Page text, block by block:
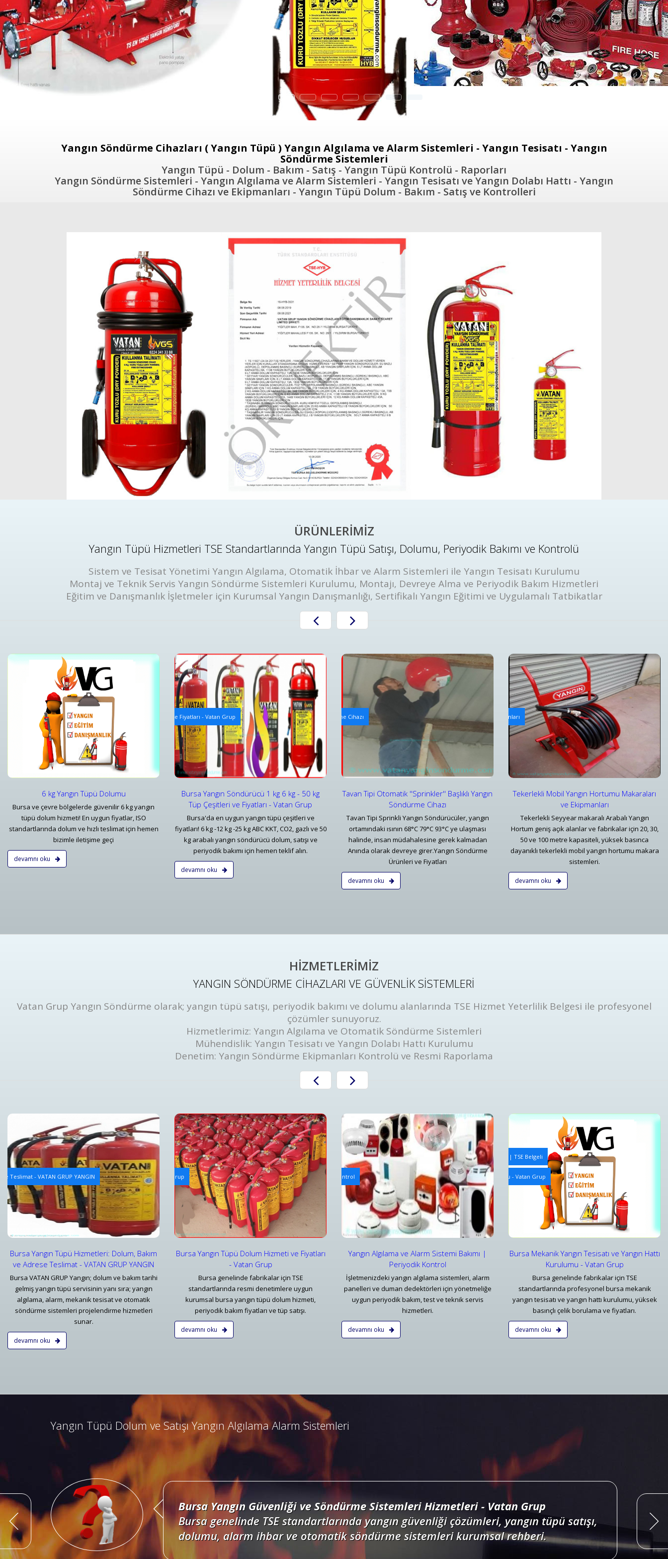
Yangın Söndürme Cihazları ( Yangın Tüpü ) Yangın Algılama ve Alarm Sistemleri - Yangın Tesisatı - Yangın
Söndürme Sistemleri
Yangın Tüpü - Dolum - Bakım - Satış - Yangın Tüpü Kontrolü - Raporları
Yangın Söndürme Sistemleri - Yangın Algılama ve Alarm Sistemleri - Yangın Tesisatı ve Yangın Dolabı Hattı - Yangın
Söndürme Cihazı ve Ekipmanları - Yangın Tüpü Dolum - Bakım - Satış ve Kontrolleri
ÜRÜNLERİMİZ
Yangın Tüpü Hizmetleri TSE Standartlarında Yangın Tüpü Satışı, Dolumu, Periyodik Bakımı ve Kontrolü
Sistem ve Tesisat Yönetimi Yangın Algılama, Otomatik İhbar ve Alarm Sistemleri ile Yangın Tesisatı Kurulumu
Montaj ve Teknik Servis Yangın Söndürme Sistemleri Kurulumu, Montajı, Devreye Alma ve Periyodik Bakım Hizmetleri
Eğitim ve Danışmanlık İşletmeler için Kurumsal Yangın Danışmanlığı, Sertifikalı Yangın Eğitimi ve Uygulamalı Tatbikatlar
6 kg Yangın Tüpü Dolumu
Bursa ve çevre bölgelerde güvenilir 6 kg yangın
tüpü dolum hizmeti! En uygun fiyatlar, ISO
standartlarında dolum ve hızlı teslimat için hemen
bizimle iletişime geçi
devamnı oku
Yangın Tüpü Satışı ve Ekipman Tedariki
Bursa Yangın Söndürücü 1 kg 6 kg - 50 kg Tüp Çeşitleri ve Fiyatları - Vatan Grup
Detaylar
Bursa Yangın Söndürücü 1 kg 6 kg - 50 kg
Tüp Çeşitleri ve Fiyatları - Vatan Grup
Bursa'da en uygun yangın tüpü çeşitleri ve
fiyatları! 6 kg -12 kg -25 kg ABC KKT, CO2, gazlı ve 50
kg arabalı yangın söndürücü dolum, satışı ve
periyodik bakımı için hemen teklif alın.
devamnı oku
Tavan Tipi Otomatik Söndürücüler
Tavan Tipi Otomatik ''Sprinkler'' Başlıklı Yangın Söndürme Cihazı
Detaylar
Tavan Tipi Otomatik ''Sprinkler'' Başlıklı Yangın
Söndürme Cihazı
Tavan Tipi Sprinkli Yangın Söndürücüler, yangın
ortamındaki ısının 68°C 79°C 93°C ye ulaşması
halinde, insan müdahalesine gerek kalmadan
Anında olarak devreye girer.Yangın Söndürme
Ürünleri ve Fiyatları
devamnı oku
Arabalı Yangın Hortum Makaraları
Tekerlekli Mobil Yangın Hortumu Makaraları ve Ekipmanları
Detaylar
Tekerlekli Mobil Yangın Hortumu Makaraları
ve Ekipmanları
Tekerlekli Seyyear makaralı Arabalı Yangın
Hortum geniş açık alanlar ve fabrikalar için 20, 30,
50 ve 100 metre kapasiteli, yüksek basınca
dayanıklı tekerlekli mobil yangın hortumu makara
sistemleri.
devamnı oku
Tüp Bölmeli Sıva Üstü Yangın Dolabı
Bursa Tüp Bölmeli Sıva Üstü Yangın Dolabı Fiyatları
Detaylar
HİZMETLERİMİZ
YANGIN SÖNDÜRME CİHAZLARI VE GÜVENLİK SİSTEMLERİ
Vatan Grup Yangın Söndürme olarak; yangın tüpü satışı, periyodik bakımı ve dolumu alanlarında TSE Hizmet Yeterlilik Belgesi ile profesyonel
çözümler sunuyoruz.
Hizmetlerimiz: Yangın Algılama ve Otomatik Söndürme Sistemleri
Mühendislik: Yangın Tesisatı ve Yangın Dolabı Hattı Kurulumu
Denetim: Yangın Söndürme Ekipmanları Kontrolü ve Resmi Raporlama
Teslimat - VATAN GRUP YANGIN
Bursa Yangın Tüpü Hizmetleri: Dolum, Bakım
ve Adrese Teslimat - VATAN GRUP YANGIN
Bursa VATAN GRUP Yangın; dolum ve bakım tarihi
gelmiş yangın tüpü servisinin yanı sıra; yangın
algılama, alarm, mekanik tesisat ve otomatik
söndürme sistemleri projelendirme hizmetleri
sunar.
devamnı oku
Yangın Tüpü Dolum Hizmeti
Bursa Yangın Tüpü Dolum Hizmeti ve Fiyatları - Vatan Grup
Detaylar
Bursa Yangın Tüpü Dolum Hizmeti ve Fiyatları
- Vatan Grup
Bursa genelinde fabrikalar için TSE
standartlarında resmi denetimlere uygun
kurumsal bursa yangın tüpü dolum hizmeti,
periyodik bakım fiyatları ve tüp satışı.
devamnı oku
Yangın Algılama ve Alarm Bakım ve Kontrolleri
Yangın Algılama ve Alarm Sistemi Bakımı | Periyodik Kontrol
Detaylar
Yangın Algılama ve Alarm Sistemi Bakımı |
Periyodik Kontrol
İşletmenizdeki yangın algılama sistemleri, alarm
panelleri ve duman dedektörleri için yönetmeliğe
uygun periyodik bakım, test ve teknik servis
hizmetleri.
devamnı oku
Mekanik Yangın Tesisatı Bakım ve Periyodik Kontrolleri | TSE Belgeli
Bursa Mekanik Yangın Tesisatı ve Yangın Hattı Kurulumu - Vatan Grup
Detaylar
Bursa Mekanik Yangın Tesisatı ve Yangın Hattı
Kurulumu - Vatan Grup
Bursa genelinde fabrikalar için TSE
standartlarında profesyonel bursa mekanik
yangın tesisatı ve yangın hattı kurulumu, yüksek
basınçlı çelik borulama ve fiyatları.
devamnı oku
Yangın Algılama ve Alarm Bakım ve Kontrolleri
Bursa Yangın Uyarı Algılama ve Alarm Bakım ve
Detaylar
Yangın Tüpü Dolum ve Satışı Yangın Algılama Alarm Sistemleri
Bursa Yangın Algılama ve İhbar Alarm Sistemleri
Bursa adresli ve konvansiyonel yangın alarm sistemleri projelendirme, duman, ısı,
kombine dedektörler, kontrol panelleri ve yangın butonları satış, bakım, montajı.
Bursa Yangın Güvenliği ve Söndürme Sistemleri Hizmetleri - Vatan Grup
Bursa genelinde TSE standartlarında yangın güvenliği çözümleri, yangın tüpü satışı,
dolumu, alarm ihbar ve otomatik söndürme sistemleri kurumsal rehberi.